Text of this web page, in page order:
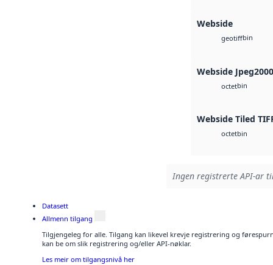
Webside
geotiffbin
Webside Jpeg2000
octetbin
Webside Tiled
octetbin
Ingen registrerte API-ar
Datasett
Allmenn tilgang
Tilgjengeleg for alle. Tilgang kan likevel krevje registrering og
kan be om slik registrering og/eller API-nøklar.
Les meir om tilgangsnivå her